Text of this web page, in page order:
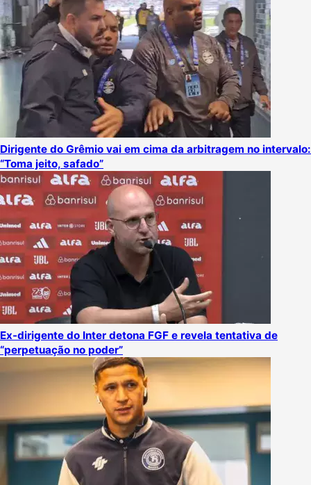
Dirigente do Grêmio vai em cima da arbitragem no intervalo:
“Toma jeito, safado”
Ex-dirigente do Inter detona FGF e revela tentativa de
“perpetuação no poder”